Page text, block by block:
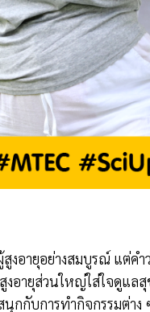
อายุอย่างสมบูรณ์ แต่คำ
อายุส่วนใหญ่ใส่ใจดูแล
นุกกับการทำกิจกรรมต่า